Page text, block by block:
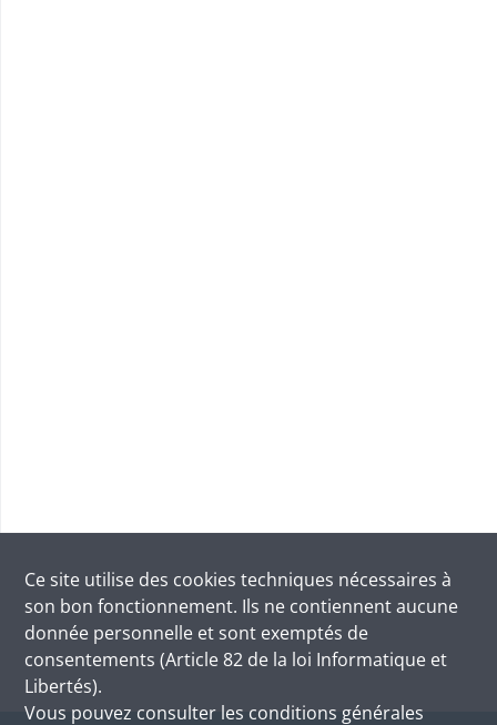
Ce site utilise des cookies techniques nécessaires à
son bon fonctionnement. Ils ne contiennent aucune
donnée personnelle et sont exemptés de
consentements (Article 82 de la loi Informatique et
Libertés).
Vous pouvez consulter les conditions générales